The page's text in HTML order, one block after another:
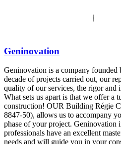
Geninovation
Geninovation is a company founded
decade of projects carried out, our
quality of our services, the rigor and
What sets us apart is that we offer a
construction! OUR Building Régie
8847-50), allows us to accompany
phase of your project. Geninovation
professionals have an excellent
needs and will guide you in your